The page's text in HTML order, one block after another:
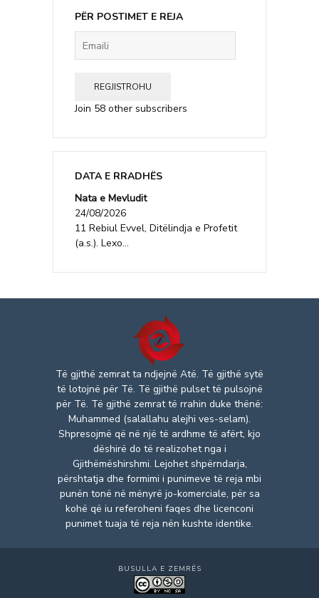
PËR POSTIMET E REJA
REGJISTROHU
Join 58 other subscribers
DATA E RRADHËS
Nata e Mevludit
24/08/2026
11 Rebiul Evvel, Ditëlindja e Profetit
(a.s.). Lexo...
Të gjithë zemrat ta ndjejnë Atë. Të gjithë sytë
të lotojnë për Të. Të gjithë pulset të pulsojnë
për Të. Të gjithë zemrat të rrahin duke thënë:
Muhammed (salallahu alejhi ves-selam).
Shpresojmë që në një të ardhme të afërt, kjo
dëshirë do të realizohet nga i
Gjithëmëshirshmi. Lejohet shpërndarja,
përshtatja dhe formimi i punimeve të reja mbi
punën tonë në mënyrë jo-komerciale, për sa
kohë që iu referoheni faqes dhe licenconi
punimet tuaja të reja nën kushte identike.
BUSULLA E ZEMRËS